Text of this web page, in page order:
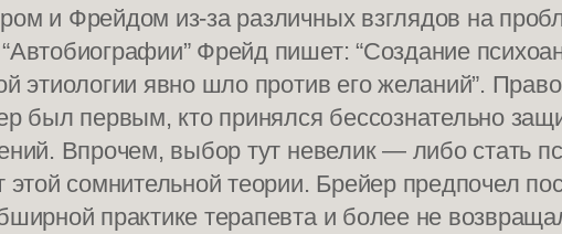
и Фрейдом из-за различных взглядов на
Фрейд пишет: “Создание
этиологии явно шло против его желаний”.
был первым, кто принялся бессознательно
Впрочем, выбор тут невелик — либо стать
этой сомнительной теории. Брейер предпочел
практике терапевта и более не